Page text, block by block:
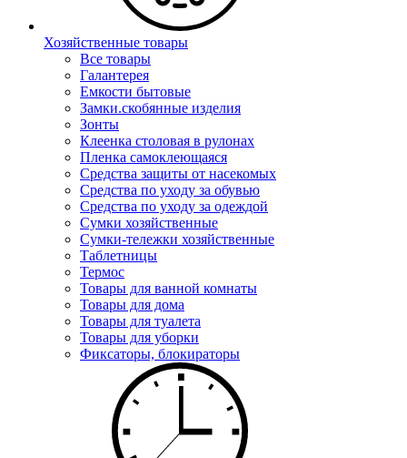
Хозяйственные товары
Все товары
Галантерея
Емкости бытовые
Замки.скобянные изделия
Зонты
Клеенка столовая в рулонах
Пленка самоклеющаяся
Средства защиты от насекомых
Средства по уходу за обувью
Средства по уходу за одеждой
Сумки хозяйственные
Сумки-тележки хозяйственные
Таблетницы
Термос
Товары для ванной комнаты
Товары для дома
Товары для туалета
Товары для уборки
Фиксаторы, блокираторы